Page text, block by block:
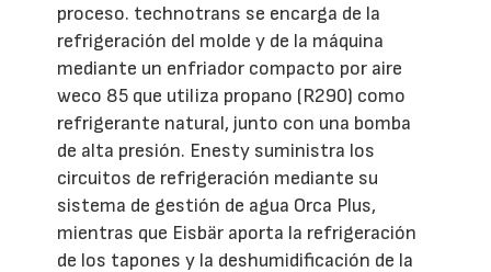
proceso. technotrans se encarga de la
refrigeración del molde y de la máquina
mediante un enfriador compacto por aire
weco 85 que utiliza propano (R290) como
refrigerante natural, junto con una bomba
de alta presión. Enesty suministra los
circuitos de refrigeración mediante su
sistema de gestión de agua Orca Plus,
mientras que Eisbär aporta la refrigeración
de los tapones y la deshumidificación de la